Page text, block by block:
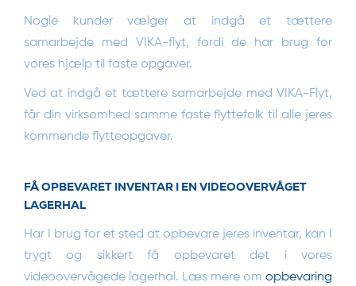
Nogle kunder vælger at indgå et tættere
samarbejde med VIKA-flyt, fordi de har brug for
vores hjælp til faste opgaver.
Ved at indgå et tættere samarbejde med VIKA-Flyt,
får din virksomhed samme faste flyttefolk til alle jeres
kommende flytteopgaver.
FÅ OPBEVARET INVENTAR I EN VIDEOOVERVÅGET
LAGERHAL
Har I brug for et sted at opbevare jeres inventar, kan I
trygt og sikkert få opbevaret det i vores
videoovervågede lagerhal. Læs mere om opbevaring